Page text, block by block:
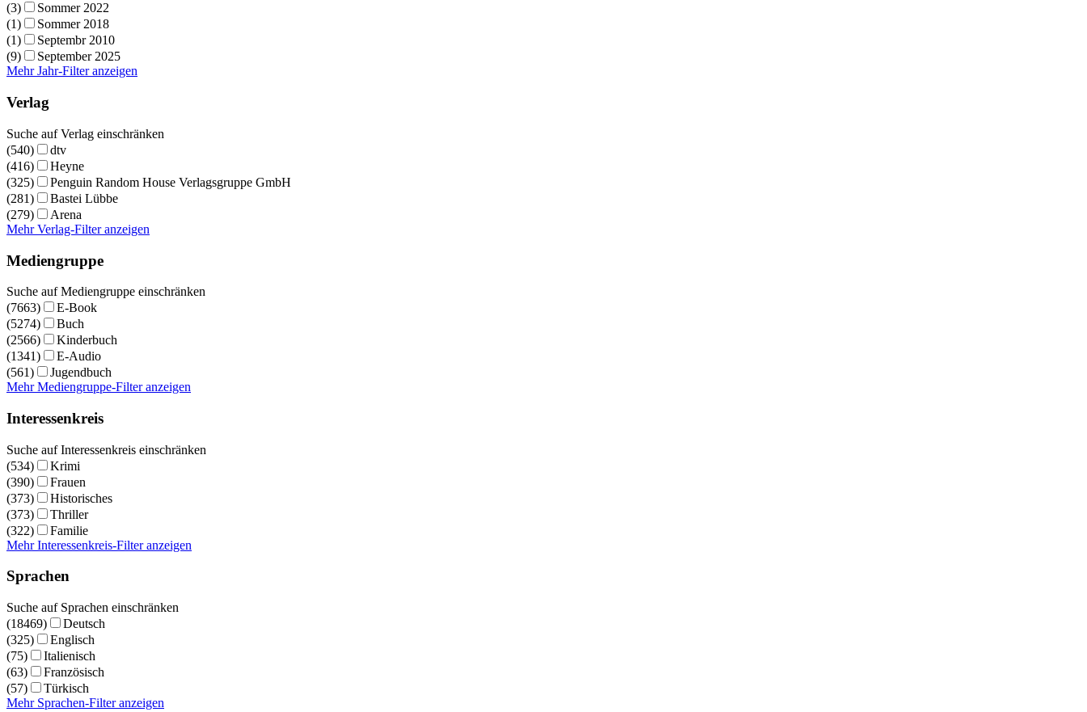
(3)
Sommer 2022
(1)
Sommer 2018
(1)
Septembr 2010
(9)
September 2025
Mehr Jahr-Filter anzeigen
Verlag
Suche auf Verlag einschränken
(540)
dtv
(416)
Heyne
(325)
Penguin Random House Verlagsgruppe GmbH
(281)
Bastei Lübbe
(279)
Arena
Mehr Verlag-Filter anzeigen
Mediengruppe
Suche auf Mediengruppe einschränken
(7663)
E-Book
(5274)
Buch
(2566)
Kinderbuch
(1341)
E-Audio
(561)
Jugendbuch
Mehr Mediengruppe-Filter anzeigen
Interessenkreis
Suche auf Interessenkreis einschränken
(534)
Krimi
(390)
Frauen
(373)
Historisches
(373)
Thriller
(322)
Familie
Mehr Interessenkreis-Filter anzeigen
Sprachen
Suche auf Sprachen einschränken
(18469)
Deutsch
(325)
Englisch
(75)
Italienisch
(63)
Französisch
(57)
Türkisch
Mehr Sprachen-Filter anzeigen